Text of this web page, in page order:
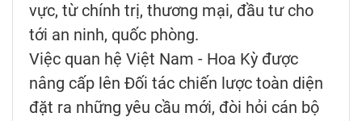
vực, từ chính trị, thương mại, đầu tư cho
tới an ninh, quốc phòng.
Việc quan hệ Việt Nam - Hoa Kỳ được
nâng cấp lên Đối tác chiến lược toàn diện
đặt ra những yêu cầu mới, đòi hỏi cán bộ